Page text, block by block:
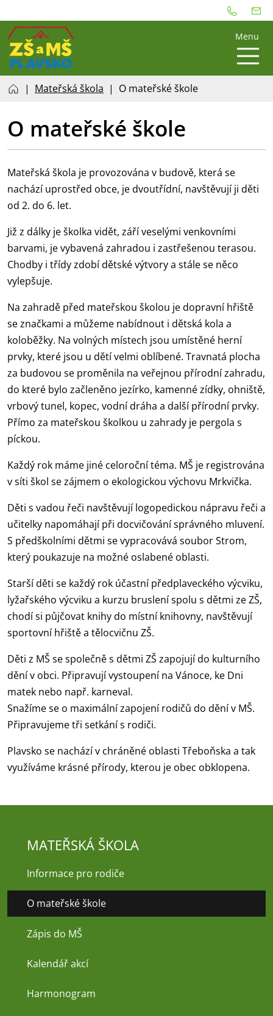
Menu
Mateřská škola O mateřské škole
O mateřské škole
Mateřská škola je provozována v budově, která se
nachází uprostřed obce, je dvoutřídní, navštěvují ji děti
od 2. do 6. let.
Již z dálky je školka vidět, září veselými venkovními
barvami, je vybavená zahradou i zastřešenou terasou.
Chodby i třídy zdobí dětské výtvory a stále se něco
vylepšuje.
Na zahradě před mateřskou školou je dopravní hřiště
se značkami a můžeme nabídnout i dětská kola a
koloběžky. Na volných místech jsou umístěné herní
prvky, které jsou u dětí velmi oblíbené. Travnatá plocha
za budovou se proměnila na veřejnou přírodní zahradu,
do které bylo začleněno jezírko, kamenné zídky, ohniště,
vrbový tunel, kopec, vodní dráha a další přírodní prvky.
Přímo za mateřskou školkou u zahrady je pergola s
píckou.
Každý rok máme jiné celoroční téma. MŠ je registrována
v síti škol se zájmem o ekologickou výchovu Mrkvička.
Děti s vadou řeči navštěvují logopedickou nápravu řeči a
učitelky napomáhají při docvičování správného mluvení.
S předškolními dětmi se vypracovává soubor Strom,
který poukazuje na možné oslabené oblasti.
Starší děti se každý rok účastní předplaveckého výcviku,
lyžařského výcviku a kurzu bruslení spolu s dětmi ze ZŠ,
chodí si půjčovat knihy do místní knihovny, navštěvují
sportovní hřiště a tělocvičnu ZŠ.
Děti z MŠ se společně s dětmi ZŠ zapojují do kulturního
dění v obci. Připravují vystoupení na Vánoce, ke Dni
matek nebo např. karneval.
Snažíme se o maximální zapojení rodičů do dění v MŠ.
Připravujeme tři setkání s rodiči.
Plavsko se nachází v chráněné oblasti Třeboňska a tak
využíváme krásné přírody, kterou je obec obklopena.
MATEŘSKÁ ŠKOLA
Informace pro rodiče
O mateřské škole
Zápis do MŠ
Kalendář akcí
Harmonogram